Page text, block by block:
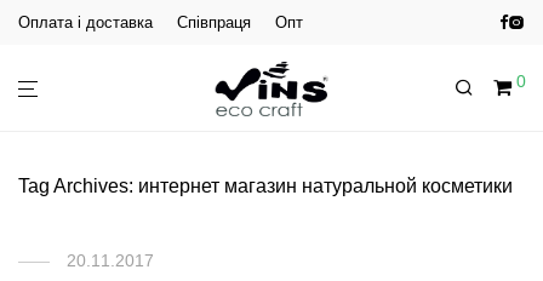
Оплата і доставка Співпраця Опт
0
Tag Archives: интернет магазин натуральной косметики
20.11.2017